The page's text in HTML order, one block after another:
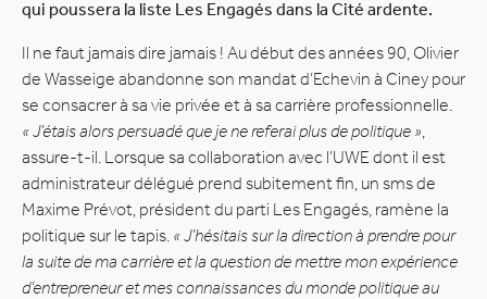
qui poussera la liste Les Engagés dans la Cité ardente.
Il ne faut jamais dire jamais ! Au début des années 90, Olivier
de Wasseige abandonne son mandat d’Echevin à Ciney pour
se consacrer à sa vie privée et à sa carrière professionnelle.
« J’étais alors persuadé que je ne referai plus de politique »
assure-t-il. Lorsque sa collaboration avec l’UWE dont il est
administrateur délégué prend subitement fin, un sms de
Maxime Prévot, président du parti Les Engagés, ramène la
politique sur le tapis. « J’hésitais sur la direction à prendre pour
la suite de ma carrière et la question de mettre mon expérience
d’entrepreneur et mes connaissances du monde politique au